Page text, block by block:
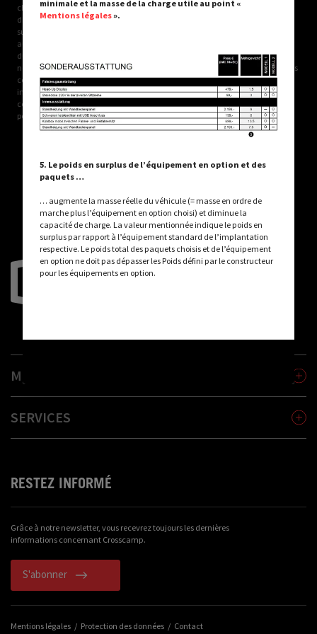
chaque implantation, par laquelle CROSSCAMP définit le poids maximal
disponible pour l’équipement en option installé en usine. Dans le cas d’une
surcharge, la masse définie par le fabricant pour l’équipement en option
augmente. Cette augmentation résulte de la capacité de charge plus élevée
due au châssis alternatif. Le propre poids plus élevé du châssis alternatif et
notamment le poids pour, le cas échéant, des variantes de moteurs plus lourds
contraignantes (180 CV par ex.) doivent être déduits. Pour de plus amples
informations et explications détaillées sur le thème du poids et pour la
configuration du véhicule, visitez la section « Informations relatives aux
poids ».
ÉTAPE SUIVANTE
MODÈLES
SERVICES
RESTEZ INFORMÉ
Grâce à notre newsletter, vous recevrez toujours les dernières
informations concernant Crosscamp.
S'abonner
Mentions légales Protection des données Contact
minimale et la masse de la charge utile au point «
Mentions légales».
5. Le poids en surplus de l’équipement en option et des
paquets …
… augmente la masse réelle du véhicule (= masse en ordre de
marche plus l’équipement en option choisi) et diminue la
capacité de charge. La valeur mentionnée indique le poids en
surplus par rapport à l’équipement standard de l’implantation
respective. Le poids total des paquets choisis et de l’équipement
en option ne doit pas dépasser les Poids défini par le constructeur
pour les équipements en option.